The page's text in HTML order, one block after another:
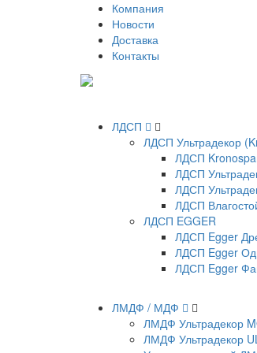
Компания
Новости
Доставка
Контакты
ЛДСП
ЛДСП Ультрадекор
ЛДСП
ЛДСП
ЛДСП
ЛДСП
ЛДСП EGGER
ЛДСП Egger
ЛДСП Egger
ЛДСП Egger
ЛМДФ / МДФ
ЛМДФ Ультрадекор
ЛМДФ Ультрадекор